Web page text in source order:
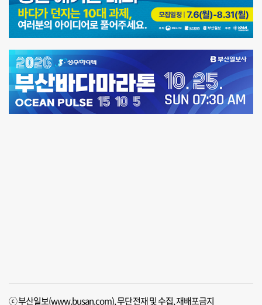
ⓒ 부산일보(www.busan.com), 무단전재 및 수집, 재배포금지